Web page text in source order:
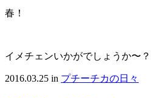
春！
イメチェンいかがでしょうか〜？
2016.03.25 in プチーチカの日々